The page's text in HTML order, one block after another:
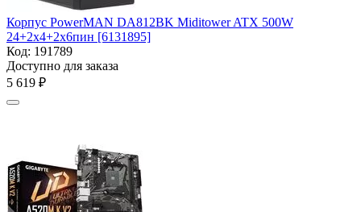
Корпус PowerMAN DA812BK Miditower ATX 500W
24+2x4+2x6пин [6131895]
Код: 191789
Доступно для заказа
5 619 ₽